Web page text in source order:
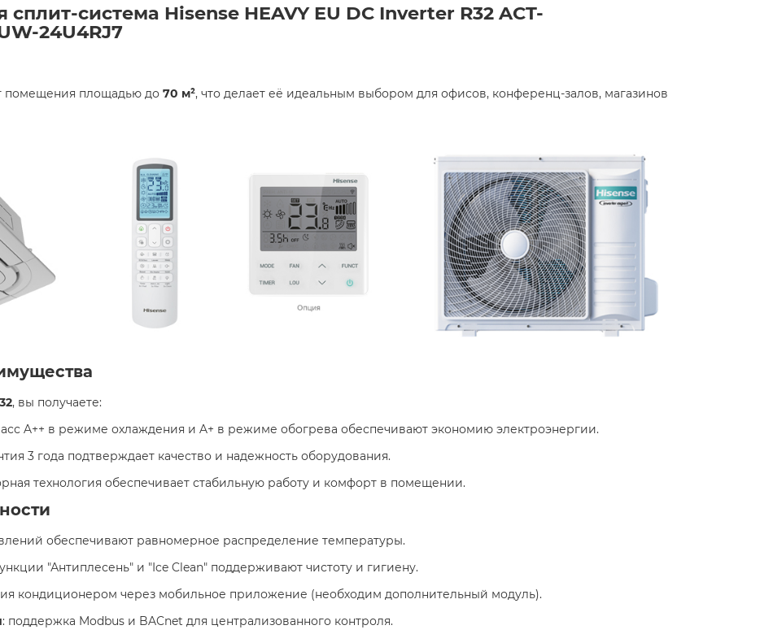
система Hisense HEAVY EU DC Inverter R32 ACT-
24U4RJ7
помещения площадью до 70 м², что делает её идеальным выбором для офисов, конференц-залов, магазинов
, вы получаете:
A++ в режиме охлаждения и A+ в режиме обогрева обеспечивают экономию электроэнергии.
3 года подтверждает качество и надежность оборудования.
технология обеспечивает стабильную работу и комфорт в помещении.
обеспечивают равномерное распределение температуры.
"Антиплесень" и "Ice Clean" поддерживают чистоту и гигиену.
кондиционером через мобильное приложение (необходим дополнительный модуль).
: поддержка Modbus и BACnet для централизованного контроля.